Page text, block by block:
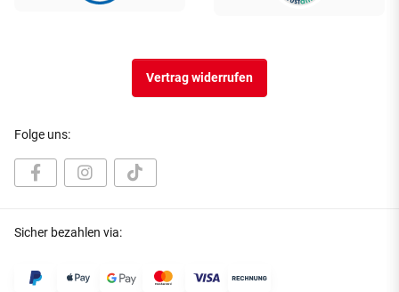
Vertrag widerrufen
Folge uns:
Sicher bezahlen via: